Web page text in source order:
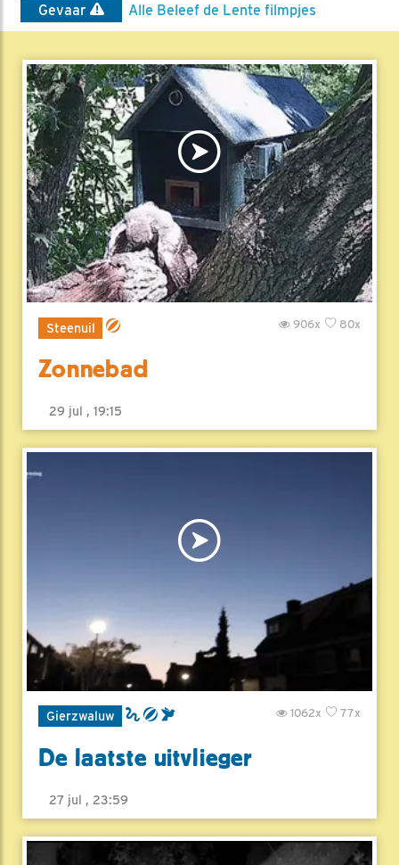
Gevaar
Alle Beleef de Lente filmpjes
Steenuil 80x
906x
Zonnebad
29 jul , 19:15
Gierzwaluw 77x
1062x
De laatste uitvlieger
27 jul , 23:59